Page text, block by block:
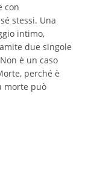
con
stessi. Una
intimo,
due singole
è un caso
perché è
morte può